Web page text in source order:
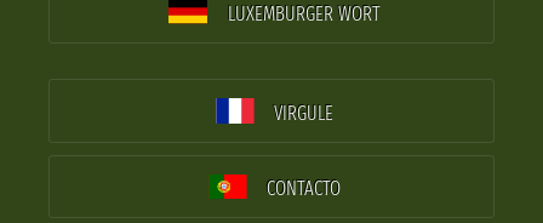
LUXEMBURGER WORT
VIRGULE
CONTACTO